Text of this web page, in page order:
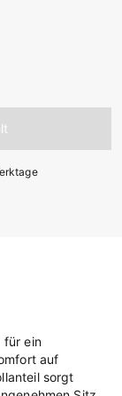
für ein
auf
sorgt